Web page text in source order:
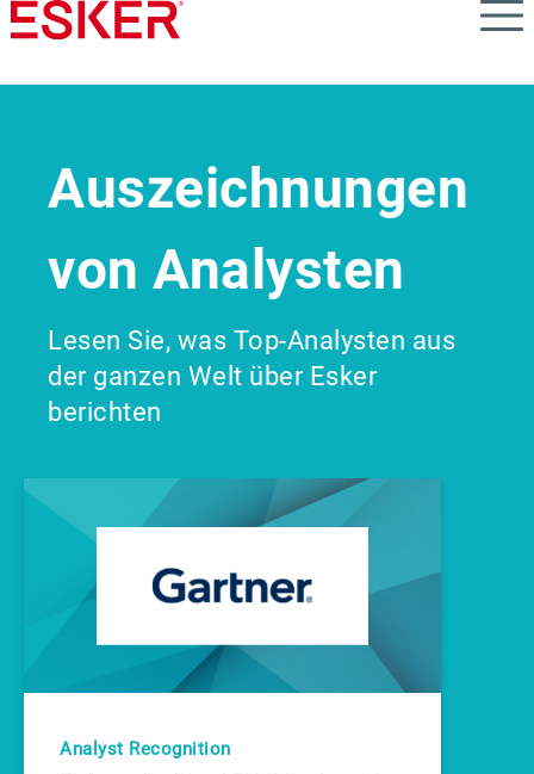
Skip
to
content
Auszeichnungen
von Analysten
Lesen Sie, was Top-Analysten aus
der ganzen Welt über Esker
berichten
Analyst Recognition